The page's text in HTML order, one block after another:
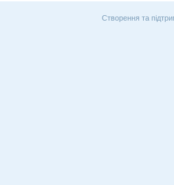
Створення та